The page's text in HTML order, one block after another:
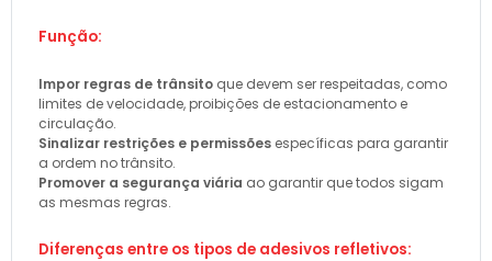
Função:
Impor regras de trânsito que devem ser respeitadas, como
limites de velocidade, proibições de estacionamento e
circulação.
Sinalizar restrições e permissões específicas para garantir
a ordem no trânsito.
Promover a segurança viária ao garantir que todos sigam
as mesmas regras.
Diferenças entre os tipos de adesivos refletivos: